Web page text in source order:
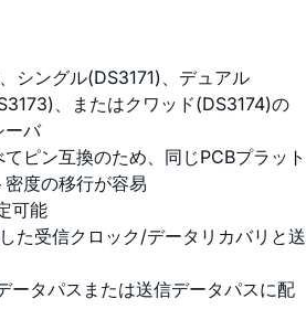
シングル(DS3171)、デュアル
、またはクワッド(DS3174)の
ーバ
ピン互換のため、同じPCBプラット
度の移行が容易
可能
た受信クロック/データリカバリと送
ータパスまたは送信データパスに配